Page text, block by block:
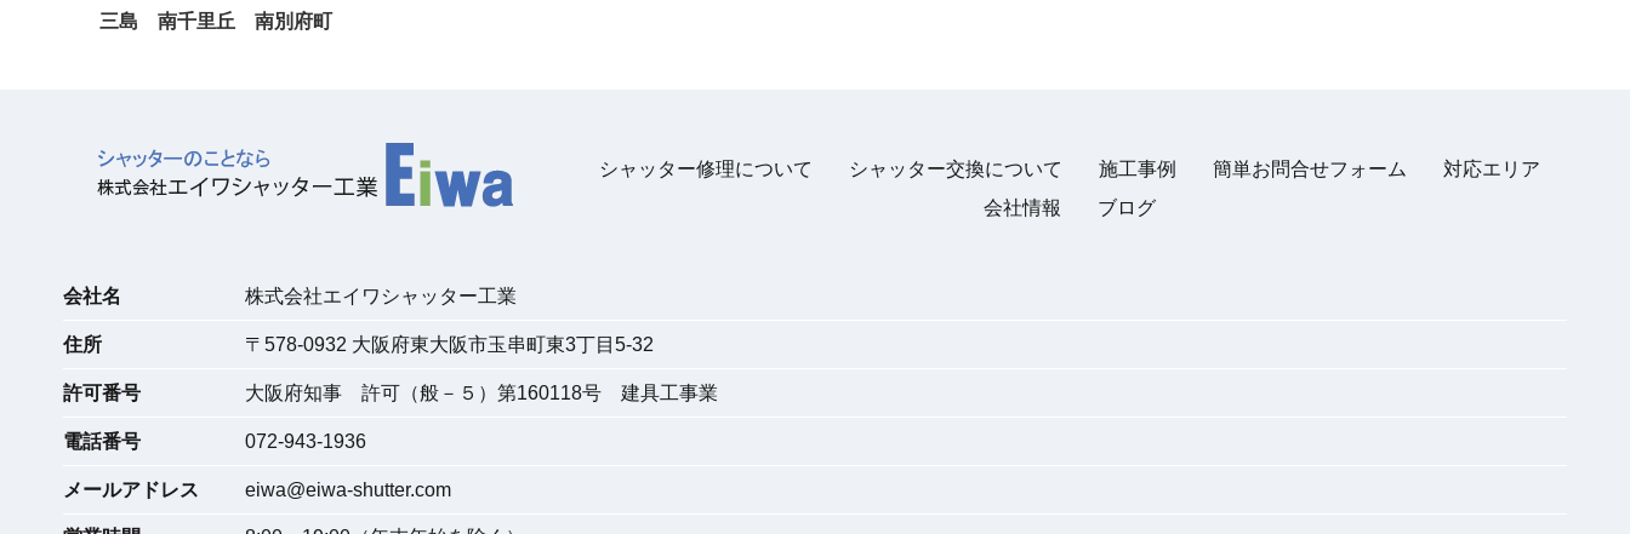
三島
南千里丘 南別府町
シャッター修理について シャッター交換について 施工事例 簡単お問合せフォーム
対応エリア
会社情報
ブログ
会社名 株式会社エイワシャッター工業
住所 〒 578-0932 大阪府東大阪市玉串町東3丁目5-32
許可番号 大阪府知事 許可（般－５）第160118号 建具工事業
電話番号 072-943-1936
メールアドレス eiwa@eiwa-shutter.com